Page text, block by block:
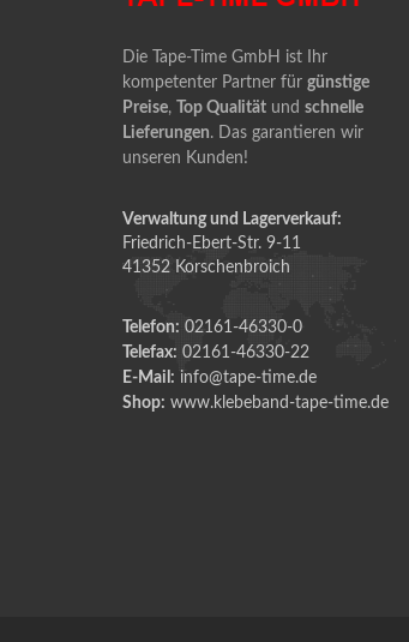
Die Tape-Time GmbH ist Ihr
kompetenter Partner für günstige
Preise, Top Qualität und schnelle
Lieferungen. Das garantieren wir
unseren Kunden!
Verwaltung und Lagerverkauf:
Friedrich-Ebert-Str. 9-11
41352 Korschenbroich
Telefon: 02161-46330-0
Telefax: 02161-46330-22
E-Mail: info@tape-time.de
Shop: www.klebeband-tape-time.de